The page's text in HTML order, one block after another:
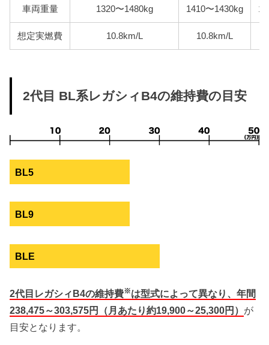
車両重量 1320〜1480kg 1410〜1430kg
想定実燃費 10.8km/L 10.8km/L
2代目 BL系レガシィB4の維持費の目安
BL5
BL9
BLE
2代目レガシィB4の維持費※は型式によって異なり、年間
238,475～303,575円（月あたり約19,900～25,300円） が
目安となります。